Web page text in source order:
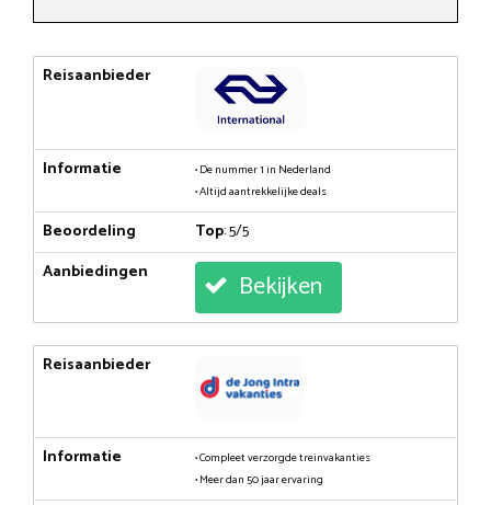
Reisaanbieder
Informatie
• De nummer 1 in Nederland
• Altijd aantrekkelijke deals
Beoordeling Top: 5/5
Aanbiedingen
Bekijken
Reisaanbieder
Informatie
• Compleet verzorgde treinvakanties
• Meer dan 50 jaar ervaring